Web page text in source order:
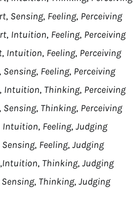
, Sensing, Feeling, Perceiving
, Intuition, Feeling, Perceiving
, Intuition, Feeling, Perceiving
, Sensing, Feeling, Perceiving
, Intuition, Thinking, Perceiving
, Sensing, Thinking, Perceiving
Intuition, Feeling, Judging
Sensing, Feeling, Judging
,Intuition, Thinking, Judging
Sensing, Thinking, Judging